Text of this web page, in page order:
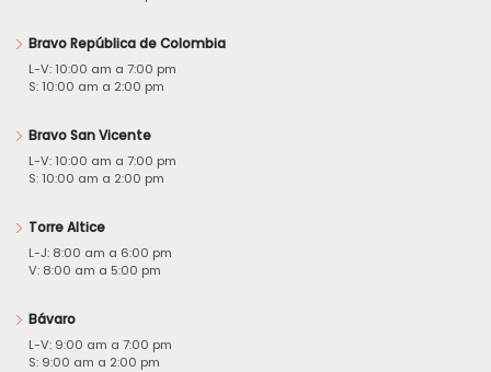
Bravo República de Colombia
L-V: 10:00 am a 7:00 pm
S: 10:00 am a 2:00 pm
Bravo San Vicente
L-V: 10:00 am a 7:00 pm
S: 10:00 am a 2:00 pm
Torre Altice
L-J: 8:00 am a 6:00 pm
V: 8:00 am a 5:00 pm
Bávaro
L-V: 9:00 am a 7:00 pm
S: 9:00 am a 2:00 pm